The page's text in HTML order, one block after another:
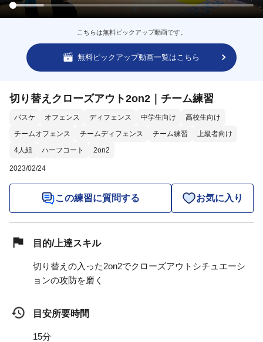
こちらは無料ピックアップ動画です。
無料ピックアップ動画一覧はこちら
切り替えクローズアウト2on2｜チーム練習
バスケ オフェンス ディフェンス 中学生向け
高校生向け
チームオフェンス
チームディフェンス チーム練習
上級者向け
4人組
ハーフコート 2on2
2023/02/24
この練習に質問する お気に入り
目的/上達スキル
切り替えの入った2on2でクローズアウトシチュエーシ
ョンの攻防を磨く
目安所要時間
15分